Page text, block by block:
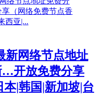
新网络节点地址
开放免费分享
本|韩国|新加坡|台